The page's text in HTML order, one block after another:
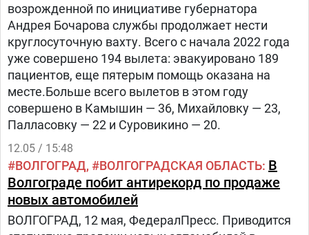
возрожденной по инициативе губернатора
Андрея Бочарова службы продолжает нести
круглосуточную вахту. Всего с начала 2022 года
уже совершено 194 вылета: эвакуировано 189
пациентов, еще пятерым помощь оказана на
месте.Больше всего вылетов в этом году
совершено в Камышин — 36, Михайловку — 23,
Палласовку — 22 и Суровикино — 20.
12.05 / 15:48
ВОЛГОГРАД ВОЛГОГРАДСКАЯ ОБЛАСТЬ В
Волгограде побит антирекорд по продаже
новых автомобилей
ВОЛГОГРАД, 12 мая, ФедералПресс. Приводится